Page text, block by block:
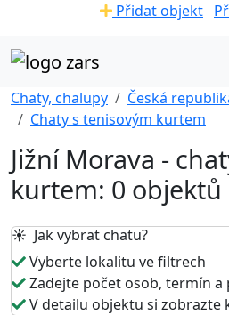
Přidat objekt
Chaty, chalupy Česká
Chaty s tenisovým kurtem
Jižní Morava -
kurtem: 0 objektů
☀️ Jak vybrat chatu?
Vyberte lokalitu ve filtrech
Zadejte počet osob, termín a
V detailu objektu si